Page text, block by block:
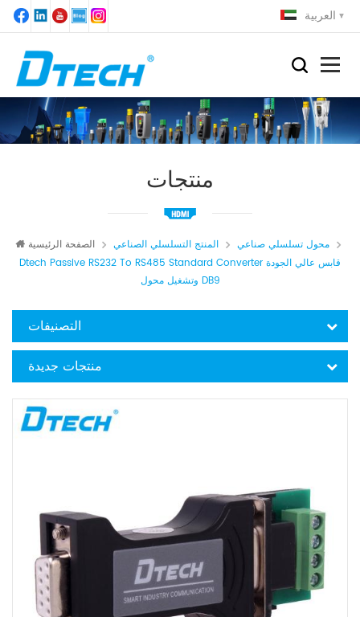
العربية
منتجات
الصفحة الرئيسية المنتج التسلسلي الصناعي
محول تسلسلي صناعي
Dtech Passive RS232 To RS485 Standard Converter قابس عالي الجودة
وتشغيل محول DB9
التصنيفات
منتجات جديدة